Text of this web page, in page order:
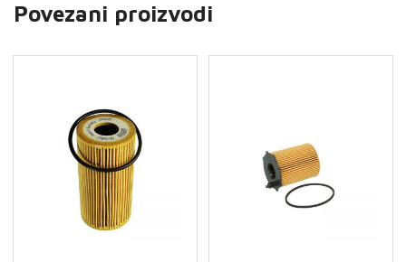
Povezani proizvodi